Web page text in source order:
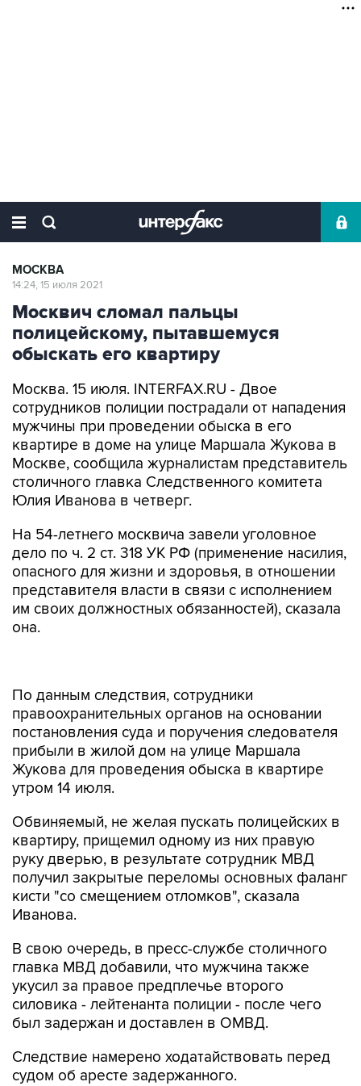
МОСКВА
14:24, 15 июля 2021
Москвич сломал пальцы
полицейскому, пытавшемуся
обыскать его квартиру
Москва. 15 июля. INTERFAX.RU - Двое
сотрудников полиции пострадали от нападения
мужчины при проведении обыска в его
квартире в доме на улице Маршала Жукова в
Москве, сообщила журналистам представитель
столичного главка Следственного комитета
Юлия Иванова в четверг.
На 54-летнего москвича завели уголовное
дело по ч. 2 ст. 318 УК РФ (применение насилия,
опасного для жизни и здоровья, в отношении
представителя власти в связи с исполнением
им своих должностных обязанностей), сказала
она.
постановления суда и поручения следователя
прибыли в жилой дом на улице Маршала
Жукова для проведения обыска в квартире
утром 14 июля.
Обвиняемый, не желая пускать полицейских в
руку дверью, в результате сотрудник МВД
получил закрытые переломы основных фаланг
кисти "со смещением отломков", сказала
Иванова.
В свою очередь, в пресс-службе столичного
укусил за правое предплечье второго
силовика - лейтенанта полиции - после чего
был задержан и доставлен в ОМВД.
Следствие намерено ходатайствовать перед
За данное правонарушение предусмотрена